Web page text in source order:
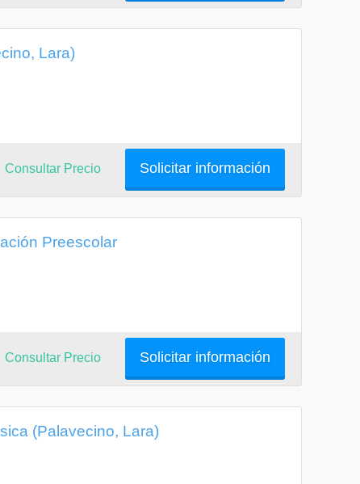
Lara)
Solicitar información
Consultar Precio
Preescolar
Solicitar información
Consultar Precio
(Palavecino, Lara)